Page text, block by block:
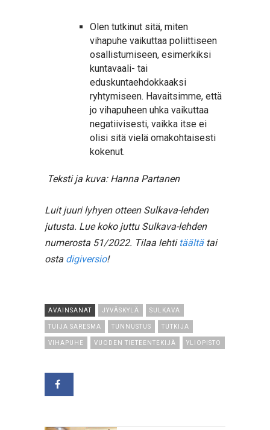
Olen tutkinut sitä, miten
vihapuhe vaikuttaa poliittiseen
osallistumiseen, esimerkiksi
kuntavaali- tai
eduskuntaehdokkaaksi
ryhtymiseen. Havaitsimme, että
jo vihapuheen uhka vaikuttaa
negatiivisesti, vaikka itse ei
olisi sitä vielä omakohtaisesti
kokenut.
Teksti ja kuva: Hanna Partanen
Luit juuri lyhyen otteen Sulkava-lehden
jutusta. Lue koko juttu Sulkava-lehden
numerosta 51/2022. Tilaa lehti täältätai
osta digiversio!
AVAINSANAT JYVÄSKYLÄ SULKAVA
TUIJA SARESMA TUNNUSTUS TUTKIJA
VIHAPUHE VUODEN TIETEENTEKIJÄ YLIOPISTO